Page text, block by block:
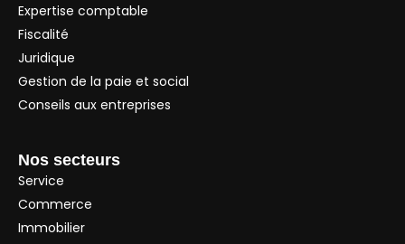
Expertise comptable
Fiscalité
Juridique
Gestion de la paie et social
Conseils aux entreprises
Nos secteurs
Service
Commerce
Immobilier